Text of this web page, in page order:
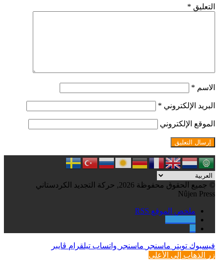
التعليق *
الاسم *
البريد الإلكتروني *
الموقع الإلكتروني
© جميع الحقوق محفوظة 2026, حركة التجديد الكردستاني
Nûjen Press
ملخص الموقع RSS
فيسبوك تويتر ماسنجر ماسنجر واتساب تيلقرام ڤايبر
زر الذهاب إلى الأعلى